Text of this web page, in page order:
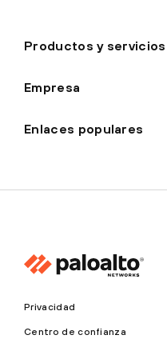
Productos y servicios
Empresa
Enlaces populares
Privacidad
Centro de confianza